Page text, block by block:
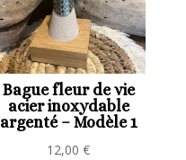
Bague fleur de vie
acier inoxydable
argenté – Modèle 1
12,00€